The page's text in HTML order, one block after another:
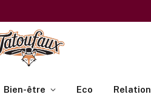
Bien-être Eco Relation